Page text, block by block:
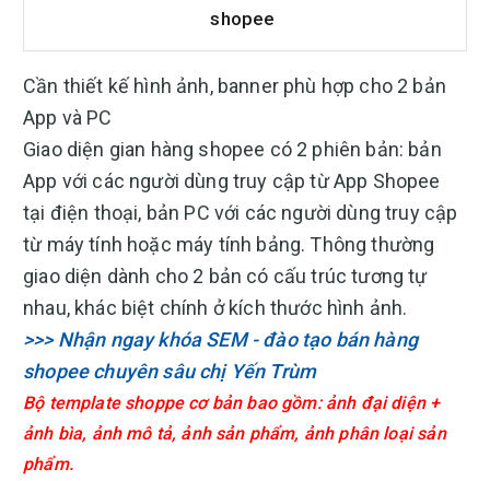
shopee
Cần thiết kế hình ảnh, banner phù hợp cho 2 bản
App và PC
Giao diện gian hàng shopee có 2 phiên bản: bản
App với các người dùng truy cập từ App Shopee
tại điện thoại, bản PC với các người dùng truy cập
từ máy tính hoặc máy tính bảng. Thông thường
giao diện dành cho 2 bản có cấu trúc tương tự
nhau, khác biệt chính ở kích thước hình ảnh.
>>> Nhận ngay khóa SEM - đào tạo bán hàng
shopee chuyên sâu chị Yến Trùm
Bộ template shoppe cơ bản bao gồm: ảnh đại diện +
ảnh bìa, ảnh mô tả, ảnh sản phẩm, ảnh phân loại sản
phẩm.